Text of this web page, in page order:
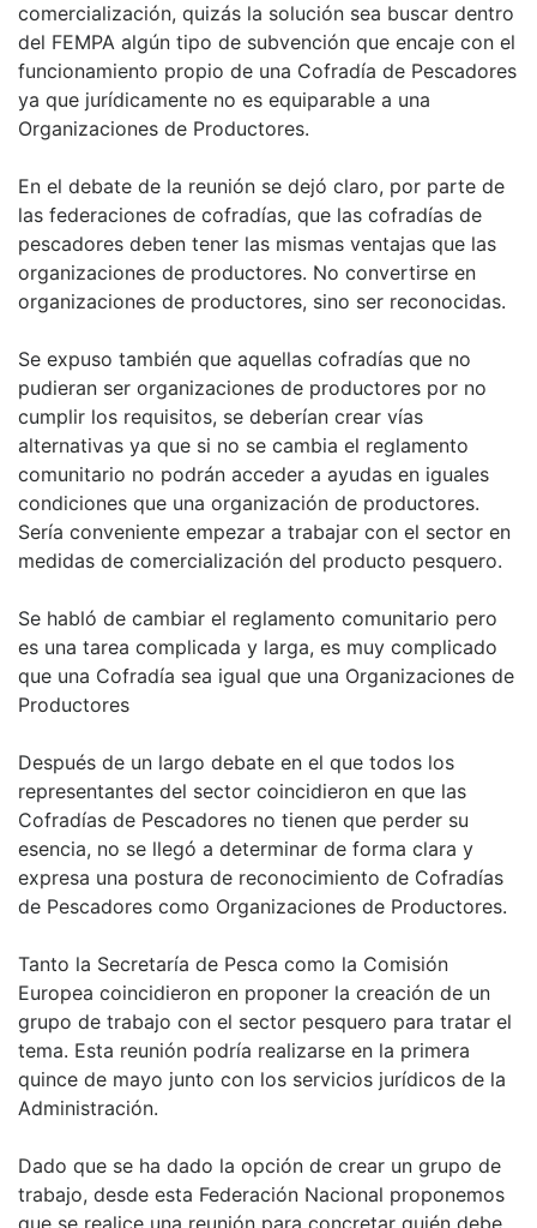
comercialización, quizás la solución sea buscar dentro
del FEMPA algún tipo de subvención que encaje con el
funcionamiento propio de una Cofradía de Pescadores
ya que jurídicamente no es equiparable a una
Organizaciones de Productores.
En el debate de la reunión se dejó claro, por parte de
las federaciones de cofradías, que las cofradías de
pescadores deben tener las mismas ventajas que las
organizaciones de productores. No convertirse en
organizaciones de productores, sino ser reconocidas.
Se expuso también que aquellas cofradías que no
pudieran ser organizaciones de productores por no
cumplir los requisitos, se deberían crear vías
alternativas ya que si no se cambia el reglamento
comunitario no podrán acceder a ayudas en iguales
condiciones que una organización de productores.
Sería conveniente empezar a trabajar con el sector en
medidas de comercialización del producto pesquero.
Se habló de cambiar el reglamento comunitario pero
es una tarea complicada y larga, es muy complicado
que una Cofradía sea igual que una Organizaciones de
Productores
Después de un largo debate en el que todos los
representantes del sector coincidieron en que las
Cofradías de Pescadores no tienen que perder su
esencia, no se llegó a determinar de forma clara y
expresa una postura de reconocimiento de Cofradías
de Pescadores como Organizaciones de Productores.
Tanto la Secretaría de Pesca como la Comisión
Europea coincidieron en proponer la creación de un
grupo de trabajo con el sector pesquero para tratar el
tema. Esta reunión podría realizarse en la primera
quince de mayo junto con los servicios jurídicos de la
Administración.
Dado que se ha dado la opción de crear un grupo de
trabajo, desde esta Federación Nacional proponemos
que se realice una reunión para concretar quién debe